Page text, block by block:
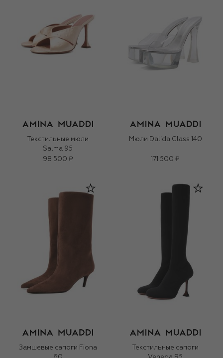
Текстильные мюли
Salma 95
98 500 ₽
Мюли Dalida Glass 140
171 500 ₽
Замшевые сапоги Fiona
Текстильные сапоги